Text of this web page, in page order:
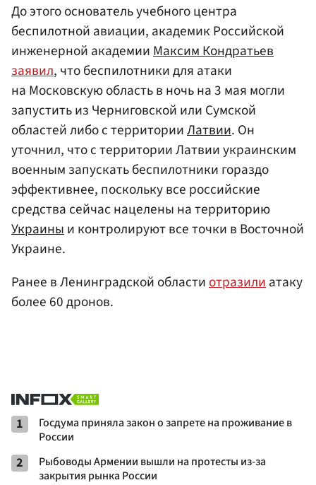
До этого основатель учебного центра
беспилотной авиации, академик Российской
инженерной академииМаксим Кондратьев
заявил, что беспилотники для атаки
на Московскую область в ночь на 3 мая могли
запустить из Черниговской или Сумской
областей либо с территорииЛатвии. Он
уточнил, что с территории Латвии украинским
военным запускать беспилотники гораздо
эффективнее, поскольку все российские
средства сейчас нацелены на территорию
Украиныи контролируют все точки в Восточной
Украине.
Ранее в Ленинградской областиотразилиатаку
более 60 дронов.
1
Госдума приняла закон о запрете на проживание в
России
2
Рыбоводы Армении вышли на протесты из-за
закрытия рынка России